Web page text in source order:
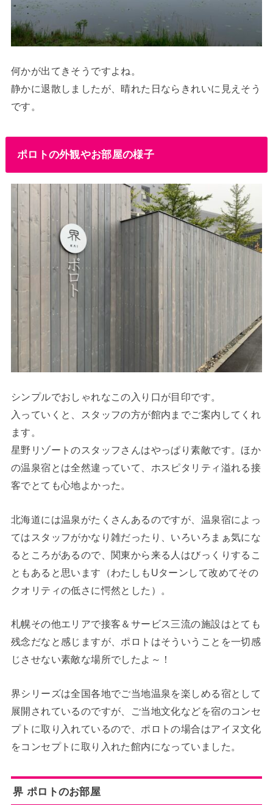
何かが出てきそうですよね。
静かに退散しましたが、晴れた日ならきれいに見えそう
です。
ポロトの外観やお部屋の様子
シンプルでおしゃれなこの入り口が目印です。
入っていくと、スタッフの方が館内までご案内してくれ
ます。
星野リゾートのスタッフさんはやっぱり素敵です。ほか
の温泉宿とは全然違っていて、ホスピタリティ溢れる接
客でとても心地よかった。
北海道には温泉がたくさんあるのですが、温泉宿によっ
てはスタッフがかなり雑だったり、いろいろまぁ気にな
るところがあるので、関東から来る人はびっくりするこ
ともあると思います（わたしもUターンして改めてその
クオリティの低さに愕然とした）。
札幌その他エリアで接客＆サービス三流の施設はとても
残念だなと感じますが、ポロトはそういうことを一切感
じさせない素敵な場所でしたよ～！
界シリーズは全国各地でご当地温泉を楽しめる宿として
展開されているのですが、ご当地文化などを宿のコンセ
プトに取り入れているので、ポロトの場合はアイヌ文化
をコンセプトに取り入れた館内になっていました。
界 ポロトのお部屋